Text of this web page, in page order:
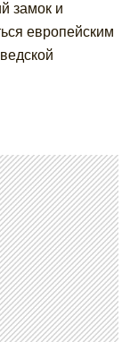
замок и
европейским